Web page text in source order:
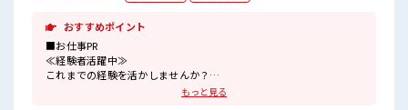
おすすめポイント
■お仕事PR
≪経験者活躍中≫
これまでの経験を活かしませんか？
もっと見る